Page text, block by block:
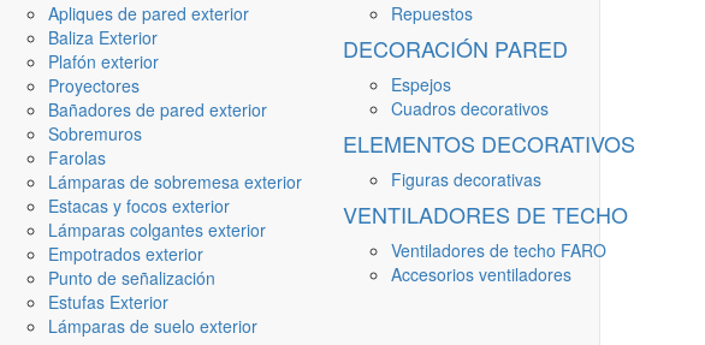
Apliques de pared exterior
Baliza Exterior
Plafón exterior
Proyectores
Bañadores de pared exterior
Sobremuros
Farolas
Lámparas de sobremesa exterior
Estacas y focos exterior
Lámparas colgantes exterior
Empotrados exterior
Punto de señalización
Estufas Exterior
Lámparas de suelo exterior
Repuestos
DECORACIÓN PARED
Espejos
Cuadros decorativos
ELEMENTOS DECORATIVOS
Figuras decorativas
VENTILADORES DE TECHO
Ventiladores de techo FARO
Accesorios ventiladores